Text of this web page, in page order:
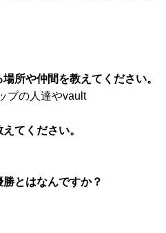
所や仲間を教えてください。
プの人達やvault
てください。
とはなんですか？